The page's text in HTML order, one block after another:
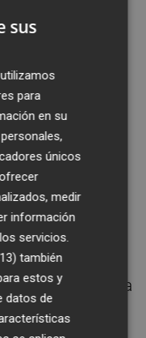
ya son 800
en el
acceder a
El
el mes de
que
se conocerán
JJ
a un
más
Em toda Europa
de esas
piloto en
sus
para
en su
únicos
medir
información
servicios.
también
estos y
datos de